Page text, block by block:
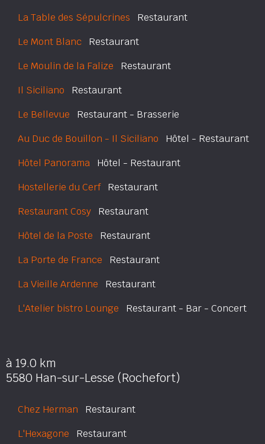
La Table des Sépulcrines Restaurant
Le Mont Blanc Restaurant
Le Moulin de la Falize Restaurant
Il Siciliano Restaurant
Le Bellevue Restaurant - Brasserie
Au Duc de Bouillon - Il Siciliano Hôtel - Restaurant
Hôtel Panorama Hôtel - Restaurant
Hostellerie du CerfRestaurant
Restaurant Cosy Restaurant
Hôtel de la Poste Restaurant
La Porte de France Restaurant
La Vieille Ardenne Restaurant
L'Atelier bistro Lounge Restaurant - Bar - Concert
à 19.0 km
5580 Han-sur-Lesse (Rochefort)
Chez Herman Restaurant
L'Hexagone Restaurant